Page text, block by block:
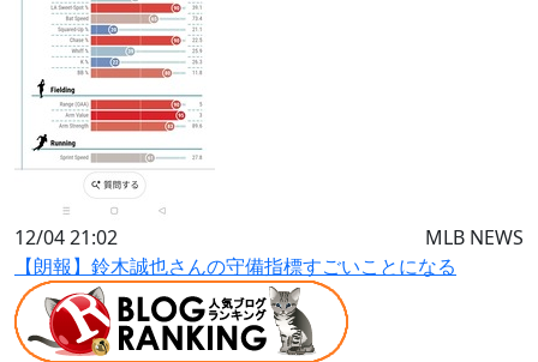
12/04 21:02
MLB NEWS
【朗報】鈴木誠也さんの守備指標すごいことになる